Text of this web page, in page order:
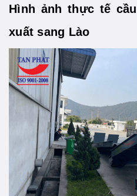
Hình ảnh thực tế
xuất sang Lào